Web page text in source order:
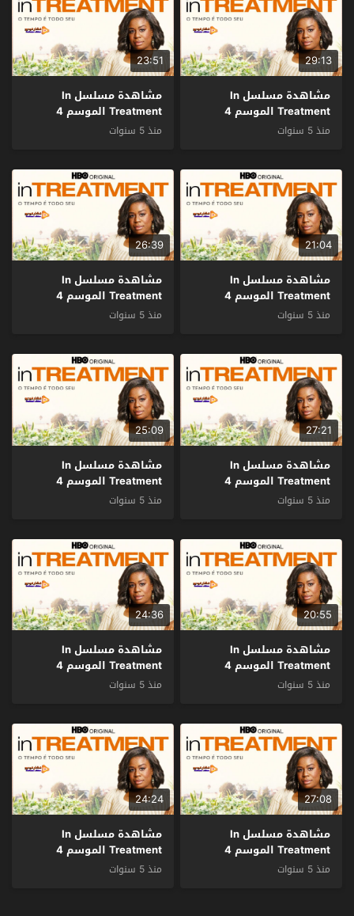
29:13
مشاهدة مسلسل In
Treatment الموسم 4
الحلقة 14 مترجم
منذ 5 سنوات
23:51
مشاهدة مسلسل In
Treatment الموسم 4
الحلقة 13 مترجم
منذ 5 سنوات
21:04
مشاهدة مسلسل In
Treatment الموسم 4
الحلقة 12 مترجم
منذ 5 سنوات
26:39
مشاهدة مسلسل In
Treatment الموسم 4
الحلقة 11 مترجم
منذ 5 سنوات
27:21
مشاهدة مسلسل In
Treatment الموسم 4
الحلقة 10 مترجم
منذ 5 سنوات
25:09
مشاهدة مسلسل In
Treatment الموسم 4
الحلقة 9 مترجم
منذ 5 سنوات
20:55
مشاهدة مسلسل In
Treatment الموسم 4
الحلقة 8 مترجم
منذ 5 سنوات
24:36
مشاهدة مسلسل In
Treatment الموسم 4
الحلقة 7 مترجم
منذ 5 سنوات
27:08
مشاهدة مسلسل In
Treatment الموسم 4
الحلقة 6 مترجم
منذ 5 سنوات
24:24
مشاهدة مسلسل In
Treatment الموسم 4
الحلقة 5 مترجم
منذ 5 سنوات